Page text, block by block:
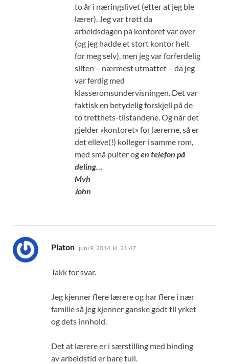
to år i næringslivet (etter at jeg ble
lærer). Jeg var trøtt da
arbeidsdagen på kontoret var over
(og jeg hadde et stort kontor helt
for meg selv), men jeg var forferdelig
sliten – nærmest utmattet – da jeg
var ferdig med
klasseromsundervisningen. Det var
faktisk en betydelig forskjell på de
to tretthets-tilstandene. Og når det
gjelder «kontoret» for lærerne, så er
det elleve(!) kolleger i samme rom,
med små pulter ogen telefon på
deling…
Mvh
John
Platon sier:
juni 9, 2014, kl. 21:47
Takk for svar.
Jeg kjenner flere lærere og har flere i nær
familie så jeg kjenner ganske godt til yrket
og dets innhold.
Det at lærere er i særstilling med binding
av arbeidstid er bare tull.